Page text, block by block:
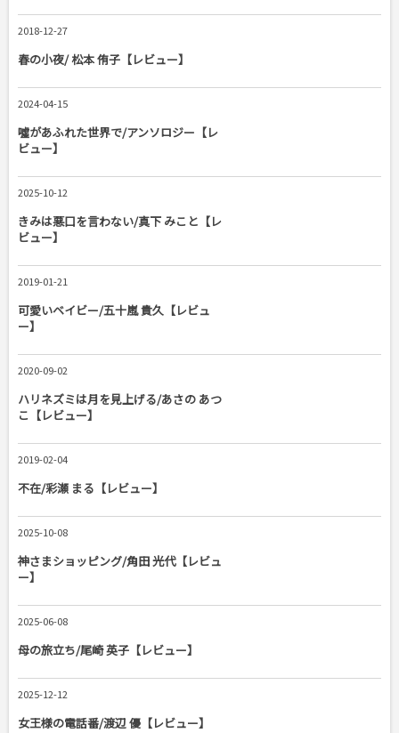
2018-12-27
春の小夜/ 松本 侑子【レビュー】
2024-04-15
噓があふれた世界で/アンソロジー【レ
ビュー】
2025-10-12
きみは悪口を言わない/真下 みこと【レ
ビュー】
2019-01-21
可愛いベイビー/五十嵐 貴久【レビュ
ー】
2020-09-02
ハリネズミは月を見上げる/あさの あつ
こ【レビュー】
2019-02-04
不在/彩瀬 まる【レビュー】
2025-10-08
神さまショッピング/角田 光代【レビュ
ー】
2025-06-08
母の旅立ち/尾崎 英子【レビュー】
2025-12-12
女王様の電話番/渡辺 優【レビュー】